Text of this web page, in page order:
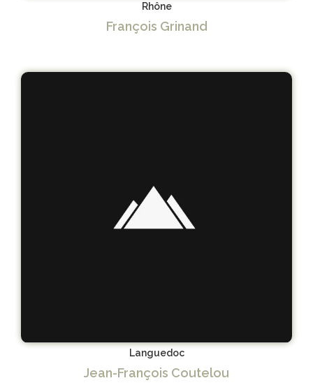
Rhône
François Grinand
Languedoc
Jean-François Coutelou